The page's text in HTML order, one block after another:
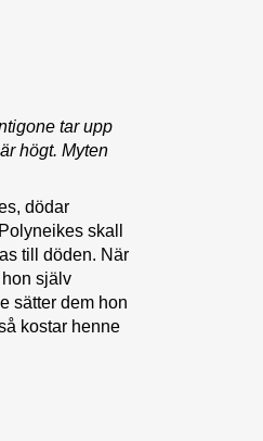
tar upp
högt. Myten
dödar
skall
till döden. När
själv
sätter dem hon
kostar henne